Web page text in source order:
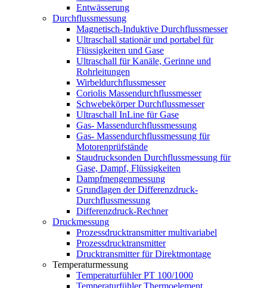
Entwässerung
Durchflussmessung
Magnetisch-Induktive Durchflussmesser
Ultraschall stationär und portabel für
Flüssigkeiten und Gase
Ultraschall für Kanäle, Gerinne und
Rohrleitungen
Wirbeldurchflussmesser
Coriolis Massendurchflussmesser
Schwebekörper Durchflussmesser
Ultraschall InLine für Gase
Gas- Massendurchflussmessung
Gas- Massendurchflussmessung für
Motorenprüfstände
Staudrucksonden Durchflussmessung für
Gase, Dampf, Flüssigkeiten
Dampfmengenmessung
Grundlagen der Differenzdruck-
Durchflussmessung
Differenzdruck-Rechner
Druckmessung
Prozessdrucktransmitter multivariabel
Prozessdrucktransmitter
Drucktransmitter für Direktmontage
Temperaturmessung
Temperaturfühler PT 100/1000
Temperaturfühler Thermoelement